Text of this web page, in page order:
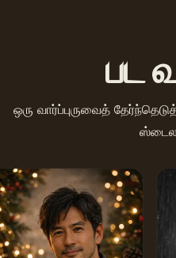
பட
ஒரு வார்ப்புருவைத்